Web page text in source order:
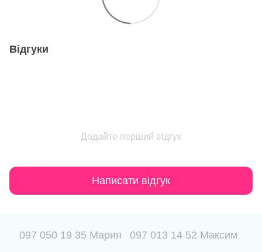
Відгуки
Додайте перший відгук
Написати відгук
097 050 19 35 Мария 097 013 14 52 Максим